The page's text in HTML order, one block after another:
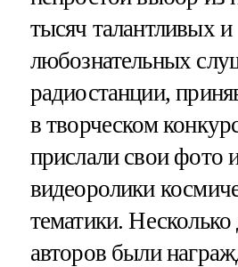
тысяч талантливых и
любознательных
радиостанции,
в творческом
прислали свои фото
видеоролики
тематики. Несколько
авторов были